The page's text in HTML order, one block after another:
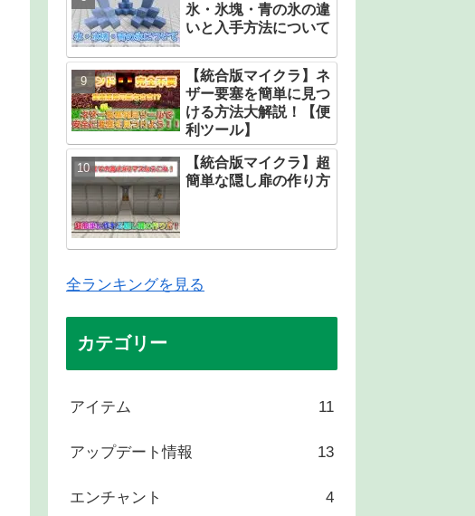
氷・氷塊・青の氷の違
いと入手方法について
【統合版マイクラ】ネ
ザー要塞を簡単に見つ
ける方法大解説！【便
利ツール】
【統合版マイクラ】超
簡単な隠し扉の作り方
全ランキングを見る
カテゴリー
アイテム 11
アップデート情報 13
エンチャント 4